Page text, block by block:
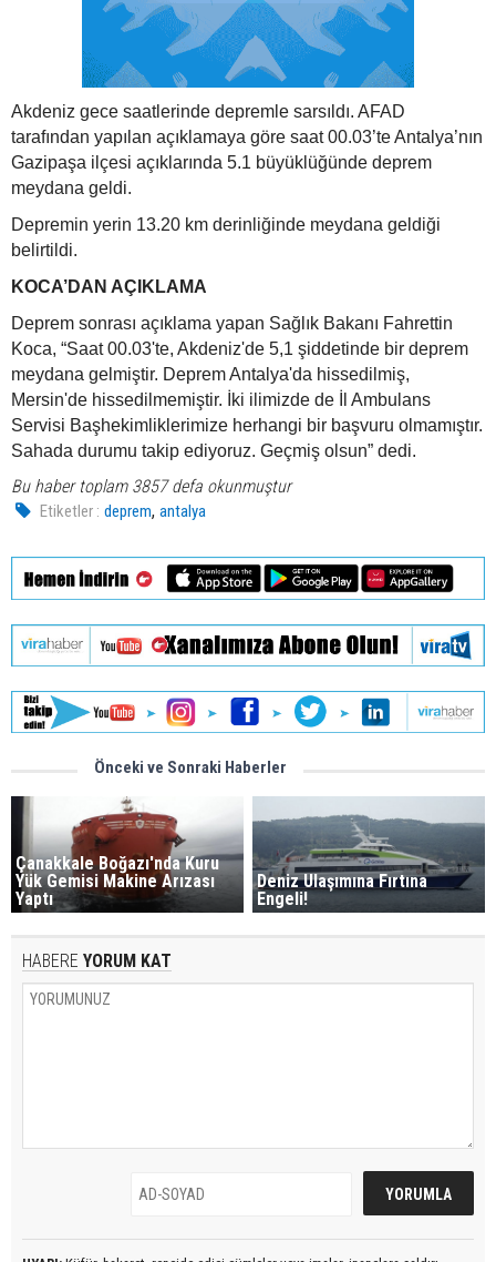
Akdeniz gece saatlerinde depremle sarsıldı. AFAD
tarafından yapılan açıklamaya göre saat 00.03’te Antalya’nın
Gazipaşa ilçesi açıklarında 5.1 büyüklüğünde deprem
meydana geldi.
Depremin yerin 13.20 km derinliğinde meydana geldiği
belirtildi.
KOCA’DAN AÇIKLAMA
Deprem sonrası açıklama yapan Sağlık Bakanı Fahrettin
Koca, “Saat 00.03'te, Akdeniz'de 5,1 şiddetinde bir deprem
meydana gelmiştir. Deprem Antalya'da hissedilmiş,
Mersin'de hissedilmemiştir. İki ilimizde de İl Ambulans
Servisi Başhekimliklerimize herhangi bir başvuru olmamıştır.
Sahada durumu takip ediyoruz. Geçmiş olsun” dedi.
Bu haber toplam 3857 defa okunmuştur
Etiketler : deprem,antalya
Önceki ve Sonraki Haberler
Çanakkale Boğazı'nda Kuru
Yük Gemisi Makine Arızası
Yaptı
Deniz Ulaşımına Fırtına
Engeli!
HABERE YORUM KAT